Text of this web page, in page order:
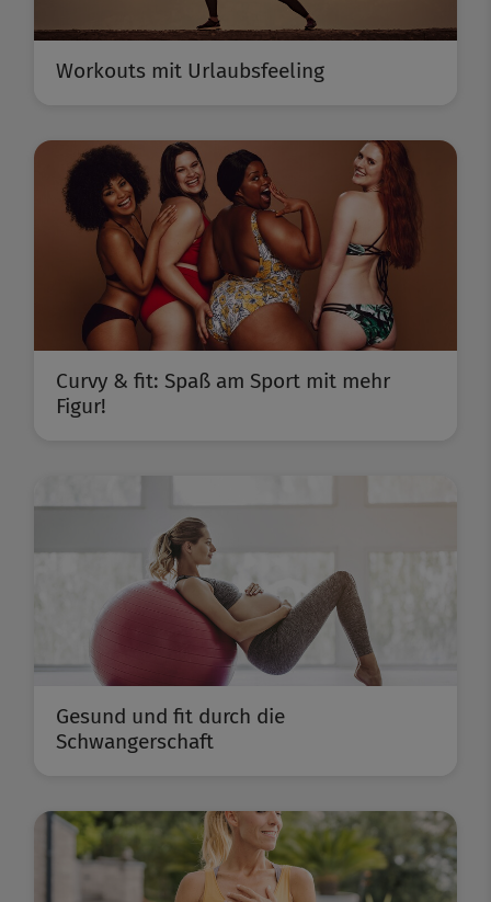
Workouts mit Urlaubsfeeling
Curvy & fit: Spaß am Sport mit mehr
Figur!
Gesund und fit durch die
Schwangerschaft